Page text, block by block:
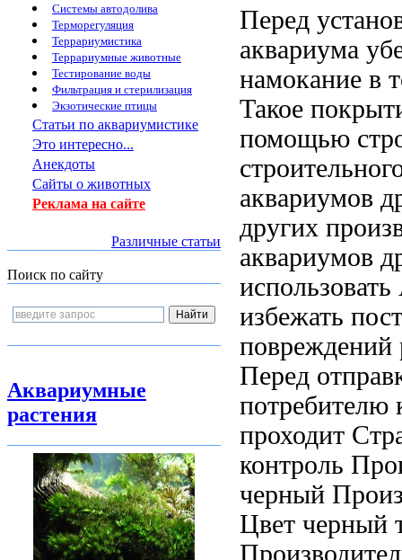
Системы автодолива
Терморегуляция
Террариумистика
Террариумные животные
Тестирование воды
Фильтрация и стерилизация
Экзотические птицы
Статьи по аквариумистике
Это интересно...
Анекдоты
Сайты о животных
Реклама на сайте
Различные статьи
Поиск по сайту
Аквариумные
растения
Перед
аквариума
намокание в
Такое
помощью
аквариумов
других
аквариумов
использовать
избежать
повреждений
Перед
потребителю
проходит
контроль
черный
Цвет черный